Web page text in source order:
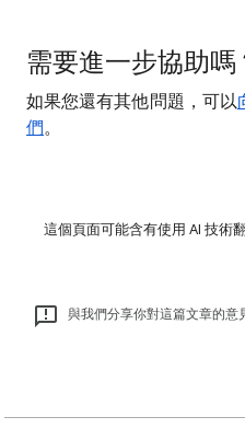
需要進一步協助嗎
如果您還有其他問題，可以
們。
這個頁面可能含有使用 AI 技術
與我們分享你對這篇文章的意